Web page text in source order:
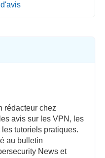
rédacteur chez
avis sur les VPN, les
tutoriels pratiques.
au bulletin
News et